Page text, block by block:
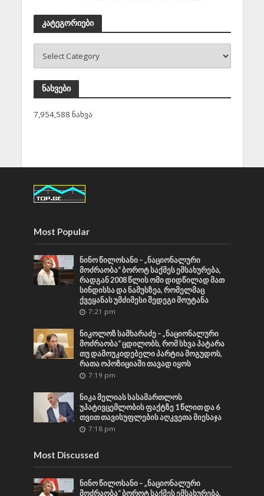
კატეგორიები
ნახვები
7,954,588 ნახვა
Most Popular
ნინო წილოსანი – „ნაციონალური
მოძრაობა“ ბოროტ საქმეს ემსახურება,
რადგან 2008 წლის ომი დიდწილად მათ
სინდისსა და ნამუსზეა, რომელმაც
ქვეყანას უმძიმესი შედეგი მოუტანა
7:21 pm
ნიკოლოზ სამხარაძე – „ნაციონალური
მოძრაობა“ ცდილობს, რომ სხვა პატარა
თუ დამოუკიდებელი პარტია მოგუდოს,
რათა ოპოზიციაში თავად იყოს
7:19 pm
ნიკა მელიას სასამართლოს
უპატივცემლობის ფაქტზე 1 წლით და 6
თვით თავისუფლების აღკვეთა მიესაჯა
7:18 pm
Most Discussed
ნინო წილოსანი – „ნაციონალური
მოძრაობა“ ბოროტ საქმეს ემსახურება,